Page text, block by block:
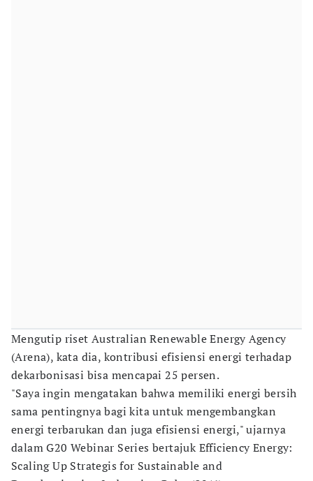
Mengutip riset Australian Renewable Energy Agency
(Arena), kata dia, kontribusi efisiensi energi terhadap
dekarbonisasi bisa mencapai 25 persen.
"Saya ingin mengatakan bahwa memiliki energi bersih
sama pentingnya bagi kita untuk mengembangkan
energi terbarukan dan juga efisiensi energi," ujarnya
dalam G20 Webinar Series bertajuk Efficiency Energy:
Scaling Up Strategis for Sustainable and